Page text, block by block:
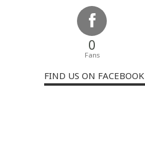
0
Fans
FIND US ON FACEBOOK